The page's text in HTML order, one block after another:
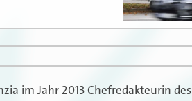
im Jahr 2013 Chefredakteurin des